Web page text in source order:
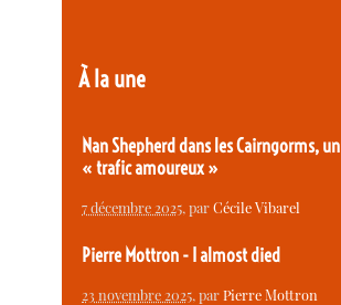
À la une
Nan Shepherd dans les Cairngorms, un
« trafic amoureux »
7 décembre 2025, parCécile Vibarel
Pierre Mottron - I almost died
23 novembre 2025, parPierre Mottron